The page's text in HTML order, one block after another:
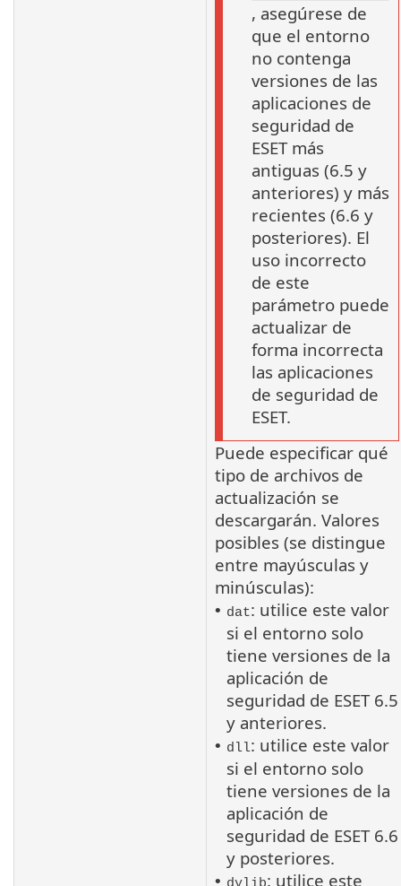
, asegúrese de
que el entorno
no contenga
versiones de las
aplicaciones de
seguridad de
ESET más
antiguas (6.5 y
anteriores) y más
recientes (6.6 y
posteriores). El
uso incorrecto
de este
parámetro puede
actualizar de
forma incorrecta
las aplicaciones
de seguridad de
ESET.
Puede especificar qué
tipo de archivos de
actualización se
descargarán. Valores
posibles (se distingue
entre mayúsculas y
minúsculas):
• dat: utilice este valor
si el entorno solo
tiene versiones de la
aplicación de
seguridad de ESET 6.5
y anteriores.
• dll: utilice este valor
si el entorno solo
tiene versiones de la
aplicación de
seguridad de ESET 6.6
y posteriores.
• : utilice este